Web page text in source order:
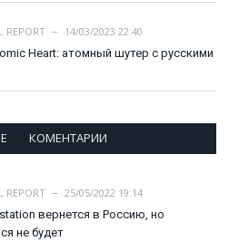
REPORT
14/03/2023 22:40
Heart: атомный шутер с русскими
КОМЕНТАРИИ
REPORT
25/05/2022 19:14
вернется в Россию, но
не будет